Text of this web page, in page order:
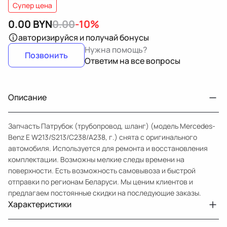
Супер цена
0.00 BYN0.00-10%
авторизируйся и получай бонусы
Позвонить
Нужна помощь?
Ответим на все вопросы
Описание
Запчасть Патрубок (трубопровод, шланг) (модель Mercedes-
Benz E W213/S213/C238/A238, г.) снята с оригинального
автомобиля. Используется для ремонта и восстановления
комплектации. Возможны мелкие следы времени на
поверхности. Есть возможность самовывоза и быстрой
отправки по регионам Беларуси. Мы ценим клиентов и
предлагаем постоянные скидки на последующие заказы.
Характеристики